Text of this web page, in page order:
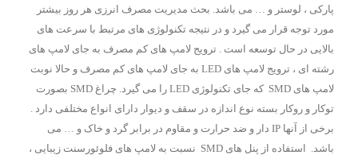
پارکی ، لوستر و … می باشد. بحث مدیریت مصرف انرزی هر روز بیشتر
مورد توجه قرار می گیرد و در نتیجه تکنولوژی های مرتبط با سرعت های
بالایی در حال توسعه است . ترویج لامپ های کم مصرف به جای لامپ های
رشته ای ، ترویج لامپ های LED به جای لامپ های کم مصرف و حالا نوبت
لامپ های SMD که جای تکنولوژی LED را می گیرد. چراغ SMD بصورت
توکار و روکار بسته نوع اندازه در سقف و دیوار دارای انواع مختلفی دارد .
برخی از آنها IP دار و ضد حرارت و مقاوم در برابر گرد و خاک و … می
باشد. استفاده از پنل های SMD نسبت به لامپ های فلوئورسنت زیبایی ،